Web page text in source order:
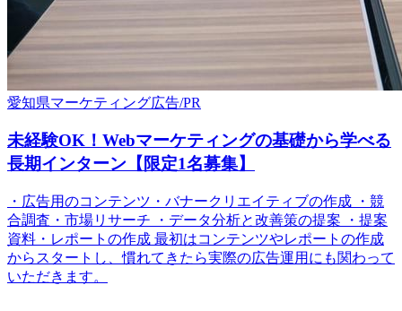
愛知県マーケティング広告/PR
未経験OK！Webマーケティングの基礎から学べる
長期インターン【限定1名募集】
・広告用のコンテンツ・バナークリエイティブの作成 ・競
合調査・市場リサーチ ・データ分析と改善策の提案 ・提案
資料・レポートの作成 最初はコンテンツやレポートの作成
からスタートし、慣れてきたら実際の広告運用にも関わって
いただきます。